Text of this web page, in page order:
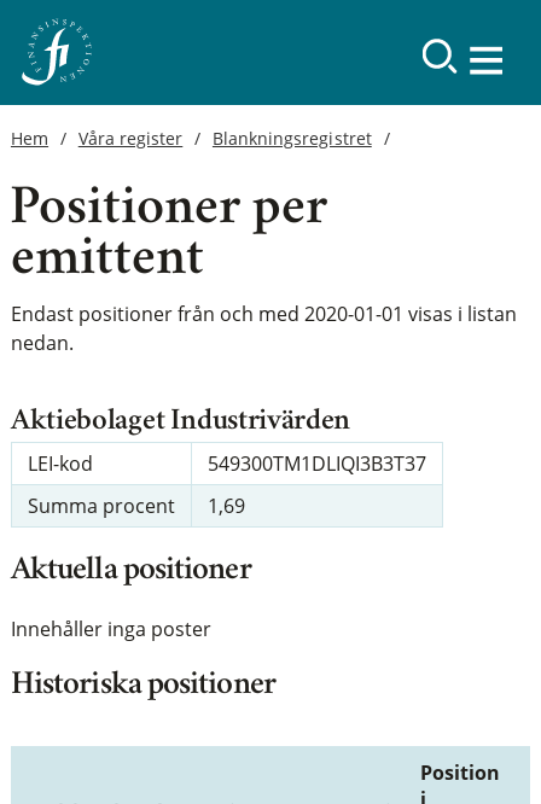
Hem Våra register Blankningsregistret
Positioner per
emittent
Endast positioner från och med 2020-01-01 visas i listan
nedan.
Aktiebolaget Industrivärden
LEI-kod
549300TM1DLIQI3B3T37
Summa procent
1,69
Aktuella positioner
Innehåller inga poster
Historiska positioner
Position